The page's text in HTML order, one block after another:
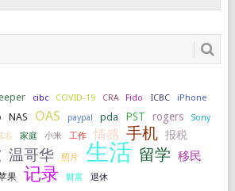
cibc COVID-19 CRA Fido ICBC iPhone
NAS OAS paypal pda PST rogers
Sony
名 家庭 小米 工作 情感 手机 报税
温哥华 照片 生活 留学 移民
果 记录 财富 退休